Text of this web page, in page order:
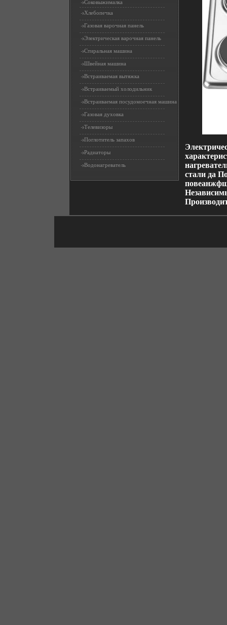
Соковыжималка
Хлебопечка
Газовая варочная панель
Электрическая варочная панель
Стиральная машина
Швейная машина
Встраиваемая вытяжка
Встраиваемый холодильник
Встраиваемая посудомоечная машина
Газовая духовка
Телевизоры
Поглотитель запахов
Радиаторы
Водонагреватель
стали да